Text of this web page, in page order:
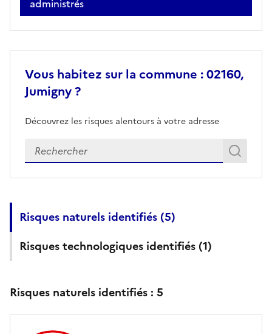
administrés
Vous habitez sur la commune : 02160,
Jumigny ?
Découvrez les risques alentours à votre adresse
Veuillez renseigner votre adresse exacte
Risques naturels identifiés (5)
Risques technologiques identifiés (1)
Risques naturels identifiés : 5